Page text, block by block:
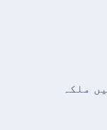
ملکہ